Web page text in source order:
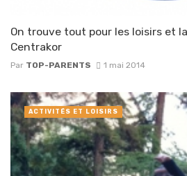
On trouve tout pour les loisirs et
Centrakor
Par TOP-PARENTS 1 mai 2014
ACTIVITÉS ET LOISIRS